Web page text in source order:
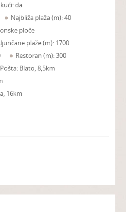
da
Najbliža plaža (m): 40
ploče
plaže (m): 1700
Restoran (m): 300
Pošta: Blato, 8,5km
16km